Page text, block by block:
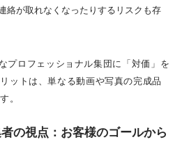
絡が取れなくなったりするリスクも存
プロフェッショナル集団に「対価」を
ットは、単なる動画や写真の完成品
。
の視点：お客様のゴールから